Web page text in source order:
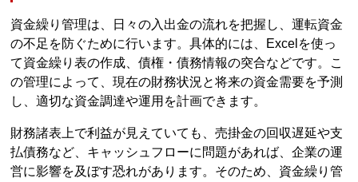
資金繰り管理は、日々の入出金の流れを把握し、運転資金
の不足を防ぐために行います。具体的には、Excelを使っ
て資金繰り表の作成、債権・債務情報の突合などです。こ
の管理によって、現在の財務状況と将来の資金需要を予測
し、適切な資金調達や運用を計画できます。
財務諸表上で利益が見えていても、売掛金の回収遅延や支
払債務など、キャッシュフローに問題があれば、企業の運
営に影響を及ぼす恐れがあります。そのため、資金繰り管